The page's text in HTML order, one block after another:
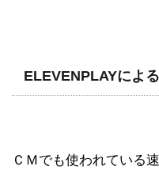
ELEVENPLAYによ
ＣＭでも使われている